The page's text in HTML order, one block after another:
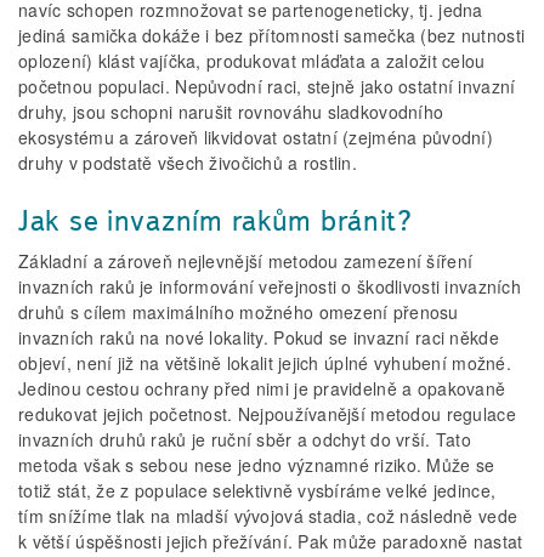
navíc schopen rozmnožovat se partenogeneticky, tj. jedna
jediná samička dokáže i bez přítomnosti samečka (bez nutnosti
oplození) klást vajíčka, produkovat mláďata a založit celou
početnou populaci. Nepůvodní raci, stejně jako ostatní invazní
druhy, jsou schopni narušit rovnováhu sladkovodního
ekosystému a zároveň likvidovat ostatní (zejména původní)
druhy v podstatě všech živočichů a rostlin.
Jak se invazním rakům bránit?
Základní a zároveň nejlevnější metodou zamezení šíření
invazních raků je informování veřejnosti o škodlivosti invazních
druhů s cílem maximálního možného omezení přenosu
invazních raků na nové lokality. Pokud se invazní raci někde
objeví, není již na většině lokalit jejich úplné vyhubení možné.
Jedinou cestou ochrany před nimi je pravidelně a opakovaně
redukovat jejich početnost. Nejpoužívanější metodou regulace
invazních druhů raků je ruční sběr a odchyt do vrší. Tato
metoda však s sebou nese jedno významné riziko. Může se
totiž stát, že z populace selektivně vysbíráme velké jedince,
tím snížíme tlak na mladší vývojová stadia, což následně vede
k větší úspěšnosti jejich přežívání. Pak může paradoxně nastat